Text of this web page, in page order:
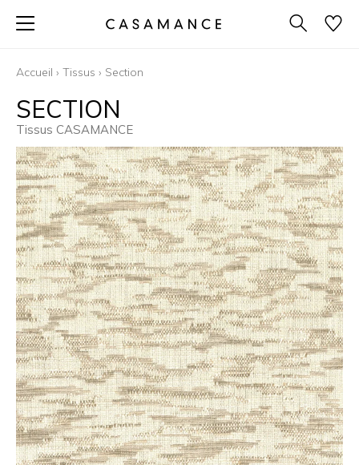
Accueil › Tissus › Section
SECTION
Tissus CASAMANCE